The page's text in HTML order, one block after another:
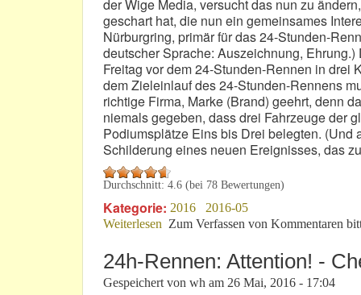
der Wige Media, versucht das nun zu
geschart hat, die nun ein gemeinsames
Nürburgring, primär für das 24-Stunden-
deutscher Sprache: Auszeichnung,
Freitag vor dem 24-Stunden-Rennen in drei
dem Zieleinlauf des 24-Stunden-Rennens
richtige Firma, Marke (Brand) geehrt, denn
niemals gegeben, dass drei Fahrzeuge der
Podiumsplätze Eins bis Drei belegten. (Und
Schilderung eines neuen Ereignisses, das
Durchschnitt: 4.6 (bei 78 Bewertungen)
Kategorie: 2016
2016-05
Weiterlesen über Nürburgring-Award: Gesichts-
Zum Verfassen von Kommentaren
24h-Rennen: Attention! -
Gespeichert von wh am 26 Mai, 2016 - 17:04